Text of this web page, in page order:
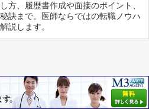
方、履歴書作成や面接のポイント、
訣まで。医師ならではの転職ノウハ
説します。